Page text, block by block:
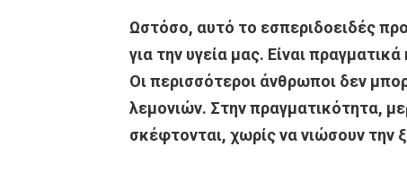
Ωστόσο, αυτό το εσπεριδοειδές
για την υγεία μας. Είναι
Οι περισσότεροι άνθρωποι δεν
λεμονιών. Στην πραγματικότητα,
σκέφτονται, χωρίς να νιώσουν την